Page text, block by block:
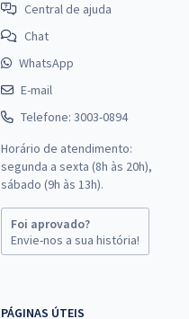
Central de ajuda
Chat
WhatsApp
E-mail
Telefone: 3003-0894
Horário de atendimento:
segunda a sexta (8h às 20h),
sábado (9h às 13h).
Foi aprovado?
Envie-nos a sua história!
PÁGINAS ÚTEIS